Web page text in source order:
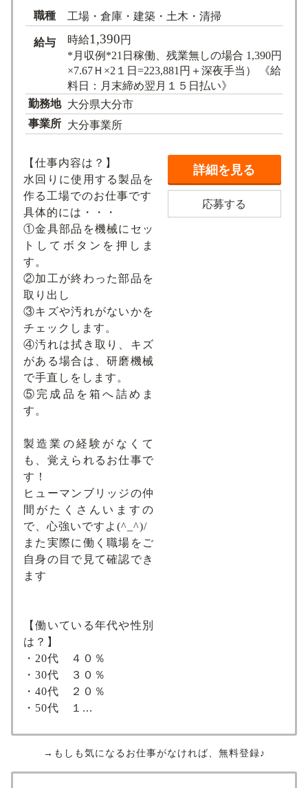
職種 工場・倉庫・建築・土木・清掃
給与 時給1,390円
*月収例*21日稼働、残業無しの場合 1,390円
×7.67Ｈ×2１日=223,881円＋深夜手当） 《給
料日：月末締め翌月１５日払い》
勤務地 大分県大分市
事業所 大分事業所
【仕事内容は？】
水回りに使用する製品を
作る工場でのお仕事です
具体的には・・・
①金具部品を機械にセッ
トしてボタンを押しま
す。
②加工が終わった部品を
取り出し
③キズや汚れがないかを
チェックします。
④汚れは拭き取り、キズ
がある場合は、研磨機械
で手直しをします。
⑤完成品を箱へ詰めま
す。
製造業の経験がなくて
も、覚えられるお仕事で
す！
ヒューマンブリッジの仲
間がたくさんいますの
で、心強いですよ(^_^)/
また実際に働く職場をご
自身の目で見て確認でき
ます
【働いている年代や性別
は？】
・20代 ４０％
・30代 ３０％
・40代 ２０％
・50代 １...
詳細を見る
応募する
→もしも気になるお仕事がなければ、無料登録♪